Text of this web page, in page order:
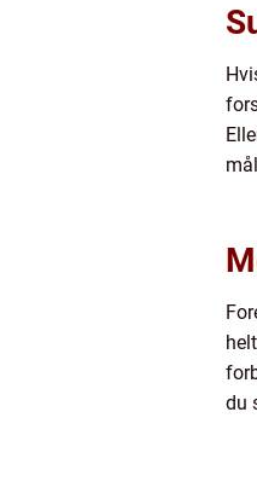
du